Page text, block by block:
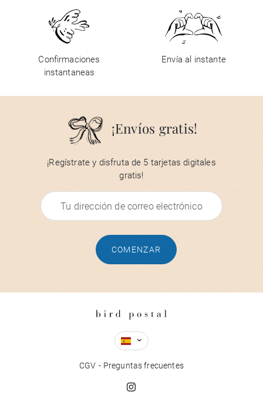
Confirmaciones
instantaneas
Envía al instante
¡Envíos gratis!
¡Regístrate y disfruta de 5 tarjetas digitales
gratis!
COMENZAR
CGV Preguntas frecuentes